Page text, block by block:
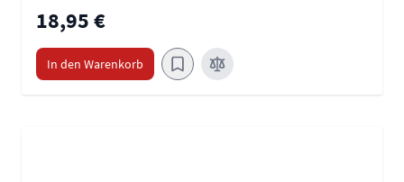
18,95 €
In den Warenkorb